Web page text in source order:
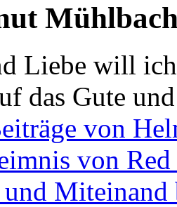
Liebe will
das Gute
von
von
und